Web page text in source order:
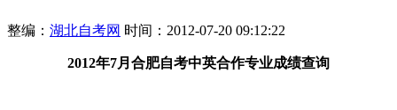
整编： 湖北自考网 时间：2012-07-20 09:12:22
2012年7月合肥自考中英合作专业成绩查询